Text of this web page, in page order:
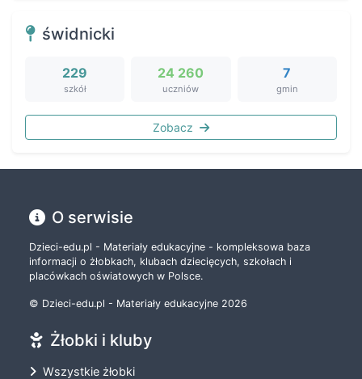
świdnicki
229
szkół
24 260
uczniów
7
gmin
Zobacz
O serwisie
Dzieci-edu.pl - Materiały edukacyjne - kompleksowa baza
informacji o żłobkach, klubach dziecięcych, szkołach i
placówkach oświatowych w Polsce.
© Dzieci-edu.pl - Materiały edukacyjne 2026
Żłobki i kluby
Wszystkie żłobki